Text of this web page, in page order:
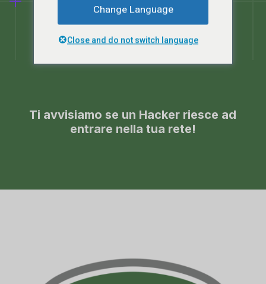
Ti avvisiamo se un Hacker riesce ad
entrare nella tua rete!
Change Language
Close and do not switch language